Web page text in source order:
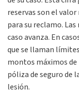
reservas son el
para su reclamo.
caso avanza. En
que se llaman
montos máximos
póliza de seguro de
lesión.